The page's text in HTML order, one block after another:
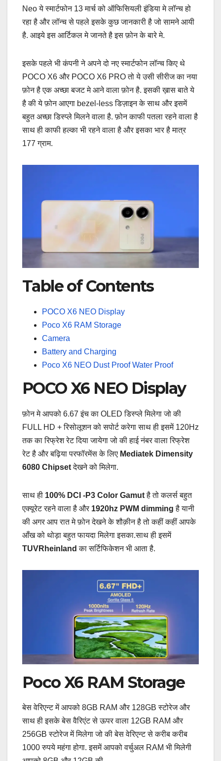
Neo ये स्मार्टफोन 13 मार्च को ऑफिसियली इंडिया मे लॉन्च हो
रहा है और लॉन्च से पहले इसके कुछ जानकारी है जो सामने आयी
है. आइये इस आर्टिकल मे जानते है इस फ़ोन के बारे मे.
इसके पहले भी कंपनी ने अपने दो नए स्मार्टफोन लॉन्च किए थे
POCO X6 और POCO X6 PRO तो ये उसी सीरीज का नया
फ़ोन है एक अच्छा बजट मे आने वाला फ़ोन है. इसकी ख़ास बाते ये
है की ये फ़ोन आएगा bezel-less डिज़ाइन के साथ और इसमें
बहुत अच्छा डिस्प्ले मिलने वाला है. फ़ोन काफी पतला रहने वाला है
साथ ही काफी हल्का भी रहने वाला है और इसका भार है मात्र
177 ग्राम.
Table of Contents
POCO X6 NEO Display
Poco X6 RAM Storage
Camera
Battery and Charging
Poco X6 NEO Dust Proof Water Proof
POCO X6 NEO Display
फ़ोन मे आपको 6.67 इंच का OLED डिस्प्ले मिलेगा जो की
FULL HD + रिसोलूशन को सपोर्ट करेगा साथ ही इसमें 120Hz
तक का रिफ्रेश रेट दिया जायेगा जो की हाई नंबर वाला रिफ्रेश
रेट है और बढ़िया परफॉरमेंस के लिए Mediatek Dimensity
6080 Chipsetदेखने को मिलेगा.
साथ ही 100% DCI -P3 Color Gamutहै तो कलर्स बहुत
एक्यूरेट रहने वाला है और 1920hz PWM dimming है यानी
की अगर आप रात मे फ़ोन देखने के शौक़ीन है तो कहीं कहीं आपके
आँख को थोड़ा बहुत फायदा मिलेगा इसका.साथ ही इसमें
TUVRheinland का सर्टिफिकेशन भी आता है.
Poco X6 RAM Storage
बेस वेरिएन्ट में आपको 8GB RAM और 128GB स्टोरेज और
साथ ही इसके बेस वैरिएंट से ऊपर वाला 12GB RAM और
256GB स्टोरेज में मिलेगा जो की बेस वेरिएन्ट से करीब करीब
1000 रुपये महंगा होगा. इसमें आपको वर्चुअल RAM भी मिलेगी